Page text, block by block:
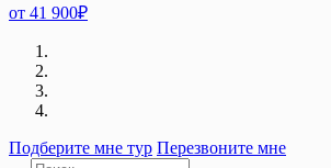
от 41 900₽
Подберите мне тур Перезвоните мне